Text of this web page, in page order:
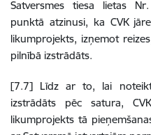
Satversmes tiesa lietas
punktā atzinusi, ka CVK
likumprojekts, izņemot
pilnībā izstrādāts.
[7.7] Līdz ar to, lai
izstrādāts pēc satura,
likumprojekts tā